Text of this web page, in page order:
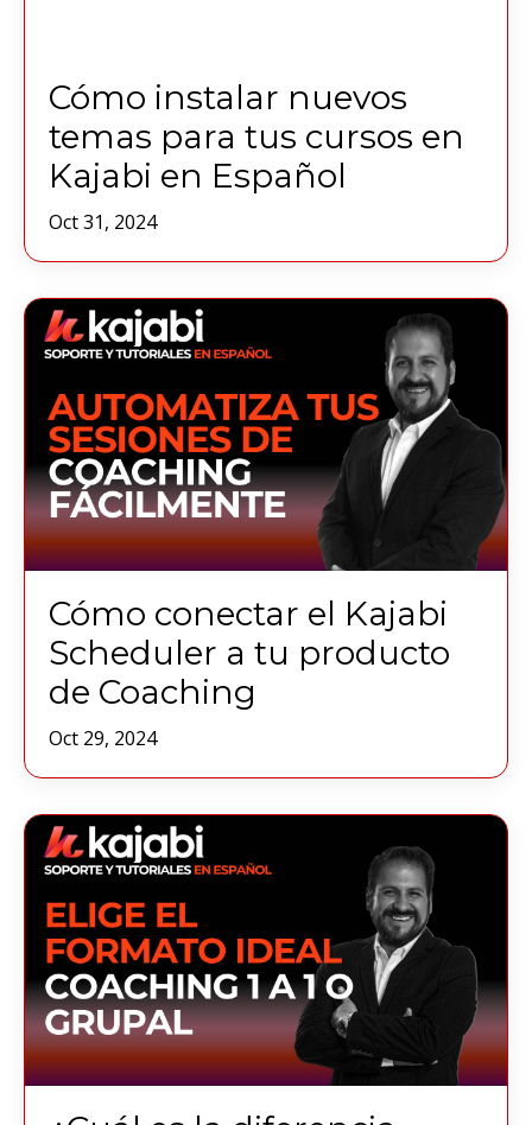
Cómo instalar nuevos
temas para tus cursos en
Kajabi en Español
Oct 31, 2024
Cómo conectar el Kajabi
Scheduler a tu producto
de Coaching
Oct 29, 2024